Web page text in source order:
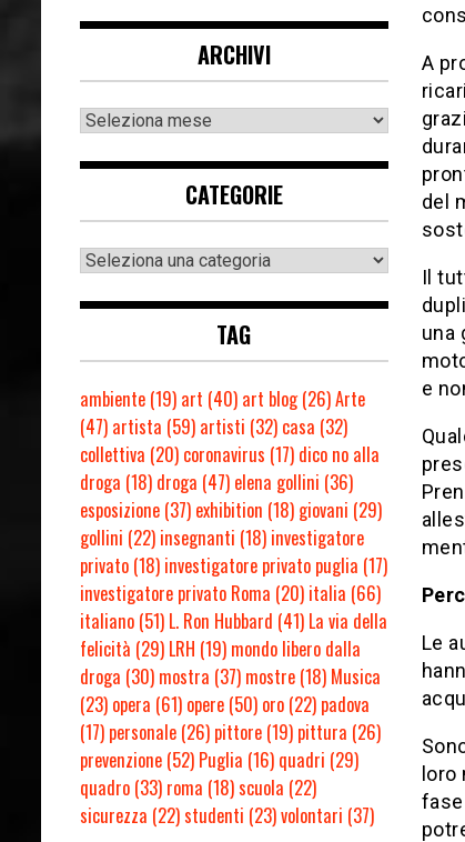
A
del
Il
una
e
Le
loro
ARCHIVI
CATEGORIE
TAG
ambiente (19) art (40) art blog(26)Arte
(47) artista (59) artisti (32) casa (32)
collettiva (20) coronavirus (17) dico no alla
droga (18) droga (47) elena gollini (36)
esposizione (37) exhibition (18) giovani (29)
gollini (22) insegnanti (18) investigatore
privato (18) investigatore privato puglia (17)
investigatore privato Roma (20) italia (66)
italiano (51) L. Ron Hubbard (41) La via della
felicità (29) LRH (19) mondo libero dalla
droga (30) mostra (37) mostre (18) Musica
(23) opera (61) opere (50) oro (22) padova
(17) personale (26) pittore (19) pittura (26)
prevenzione (52) Puglia (16) quadri (29)
quadro (33) roma (18)scuola (22)
sicurezza (22)studenti (23)volontari (37)